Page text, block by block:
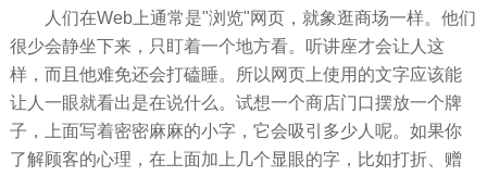
人们在Web上通常是"浏览"网页，就象逛商场一样。他们
很少会静坐下来，只盯着一个地方看。听讲座才会让人这
样，而且他难免还会打磕睡。所以网页上使用的文字应该能
让人一眼就看出是在说什么。试想一个商店门口摆放一个牌
子，上面写着密密麻麻的小字，它会吸引多少人呢。如果你
了解顾客的心理，在上面加上几个显眼的字，比如打折、赠